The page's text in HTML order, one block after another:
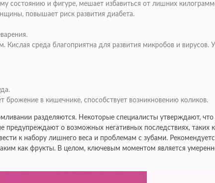
состоянию и фигуре, мешает избавиться от лишних
повышает риск развития диабета.
среда благоприятна для развития микробов и вирусов.
в кишечнике, способствует возникновению коликов.
разделяются. Некоторые специалисты утверждают,
о возможных негативных последствиях, таких
к набору лишнего веса и проблемам с зубами.
как фрукты. В целом, ключевым моментом является